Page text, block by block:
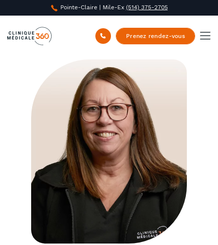
Pointe-Claire | Mile-Ex (514) 375-2705
Prenez rendez-vous
Denis